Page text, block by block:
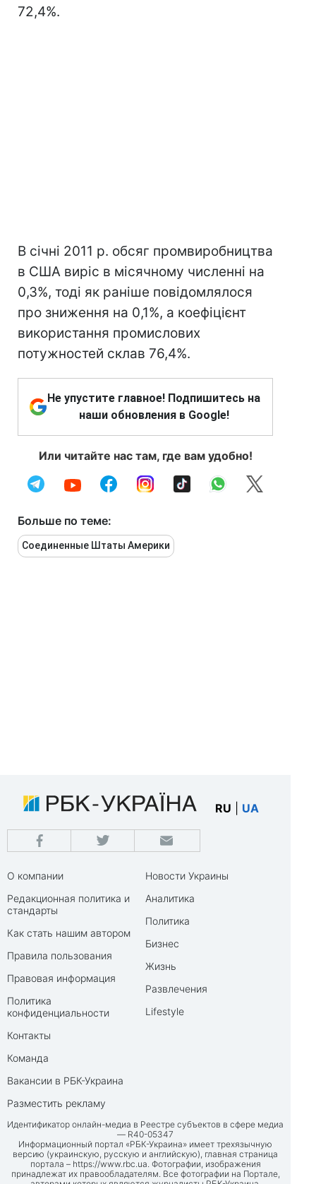
72,4%.
В січні 2011 р. обсяг промвиробництва
в США виріс в місячному численні на
0,3%, тоді як раніше повідомлялося
про зниження на 0,1%, а коефіцієнт
використання промислових
потужностей склав 76,4%.
Не упустите главное! Подпишитесь на
наши обновления в Google!
Или читайте нас там, где вам удобно!
Больше по теме:
Соединенные Штаты Америки
RU UA
О компании
Редакционная политика и
стандарты
Как стать нашим автором
Правила пользования
Правовая информация
Политика
конфиденциальности
Контакты
Команда
Вакансии в РБК-Украина
Разместить рекламу
Новости Украины
Аналитика
Политика
Бизнес
Жизнь
Развлечения
Lifestyle
Идентификатор онлайн-медиа в Реестре субъектов в сфере медиа
— R40-05347
Информационный портал «РБК-Украина» имеет трехязычную
версию (украинскую, русскую и английскую), главная страница
портала – https://www.rbc.ua. Фотографии, изображения
принадлежат их правообладателям. Все фотографии на Портале,